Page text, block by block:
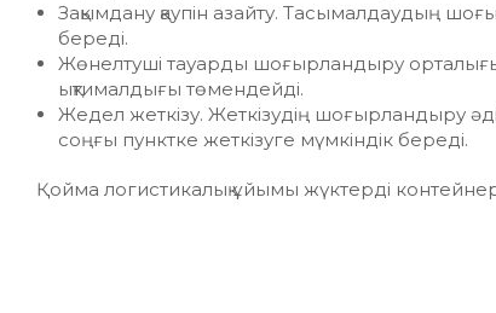
Зақымдану қаупін азайту. Тасымалдаудың
береді.
Жөнелтуші тауарды шоғырландыру
ықтималдығы төмендейді.
Жедел жеткізу. Жеткізудің шоғырландыру
соңғы пунктке жеткізуге мүмкіндік береді.
Қойма логистикалық ұйымы жүктерді